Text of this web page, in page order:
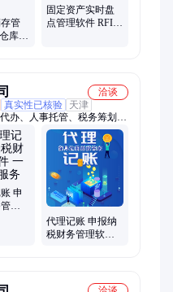
管
库管
固定资产实时盘
点管理软件 RFID
洽谈
真实性已核验
天津
办、人事托管、税务筹划、
更、注册资金变更、执照地
商标注册、记账公司、武清
工商服务、资质办理、安立
申
理
代理记账 申报纳
税财务管理软件